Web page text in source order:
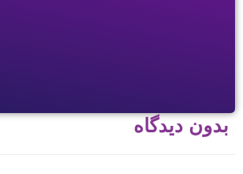
بدون دیدگاه